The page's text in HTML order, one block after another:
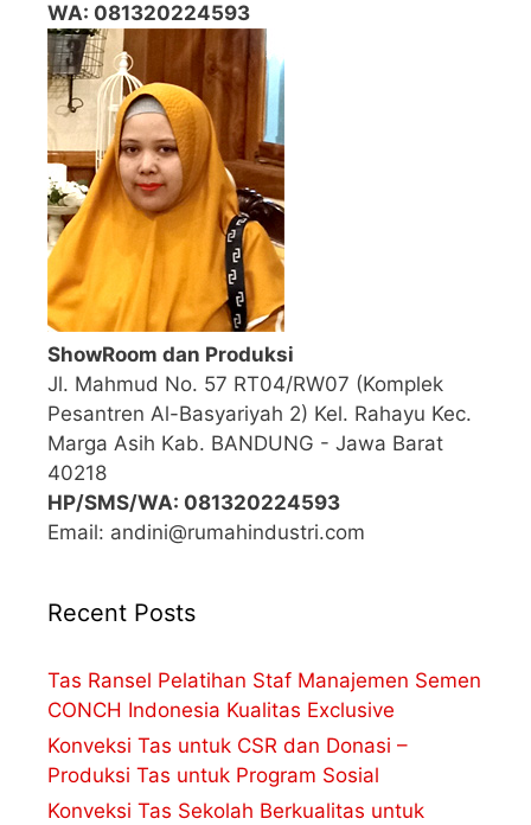
WA: 081320224593
ShowRoom dan Produksi
Jl. Mahmud No. 57 RT04/RW07 (Komplek
Pesantren Al-Basyariyah 2) Kel. Rahayu Kec.
Marga Asih Kab. BANDUNG - Jawa Barat
40218
HP/SMS/WA: 081320224593
Email: andini@rumahindustri.com
Recent Posts
Tas Ransel Pelatihan Staf Manajemen Semen
CONCH Indonesia Kualitas Exclusive
Konveksi Tas untuk CSR dan Donasi –
Produksi Tas untuk Program Sosial
Konveksi Tas Sekolah Berkualitas untuk